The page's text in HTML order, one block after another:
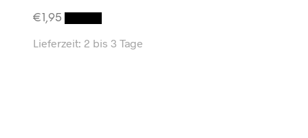
€1,95
Lieferzeit: 2 bis 3 Tage